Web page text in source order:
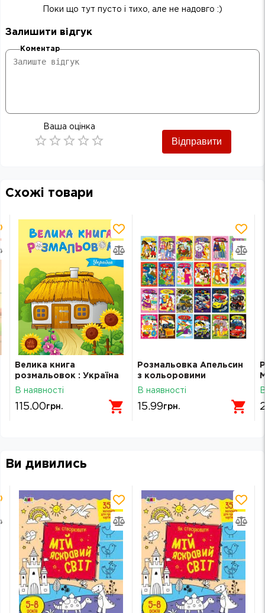
Поки що тут пусто і тихо, але не надовго :)
Залишити відгук
Коментар
Ваша оцінка
Відправити
Схожі товари
Велика книга
розмальовок : Україна
В наявності
115.00грн.
Розмальовка Апельсин
з кольоровими
підказками РМ-48
В наявності
15.99грн.
Ви дивились